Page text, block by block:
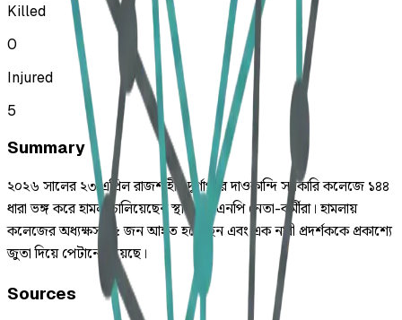
Killed
0
Injured
5
Summary
২০২৬ সালের ২৩ এপ্রিল রাজশাহীর দুর্গাপুরে দাওকান্দি সরকারি কলেজে ১৪৪
ধারা ভঙ্গ করে হামলা চালিয়েছেন স্থানীয় বিএনপি নেতা-কর্মীরা। হামলায়
কলেজের অধ্যক্ষসহ ৫ জন আহত হয়েছেন এবং এক নারী প্রদর্শককে প্রকাশ্যে
জুতা দিয়ে পেটানো হয়েছে।
Sources